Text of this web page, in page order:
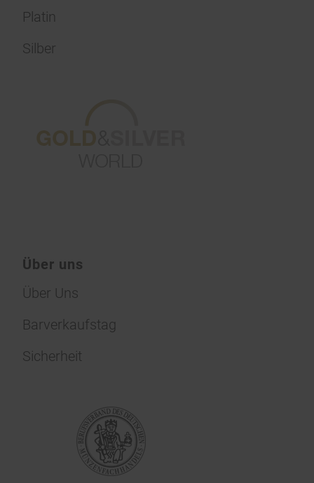
Platin
Silber
Über uns
Über Uns
Barverkaufstag
Sicherheit